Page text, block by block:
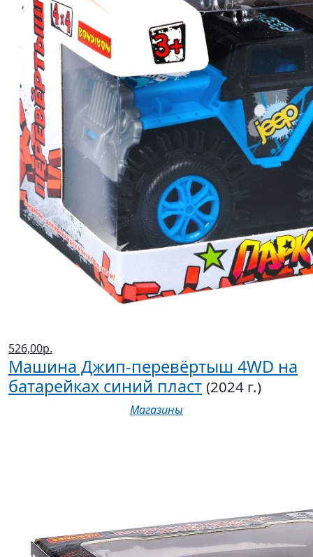
526,00р.
Машина Джип-перевёртыш 4WD на
батарейках синий пласт (2024 г.)
Магазины